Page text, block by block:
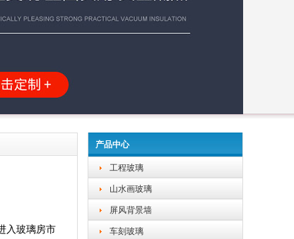
产品中心
工程玻璃
山水画玻璃
屏风背景墙
车刻玻璃
入玻璃房市